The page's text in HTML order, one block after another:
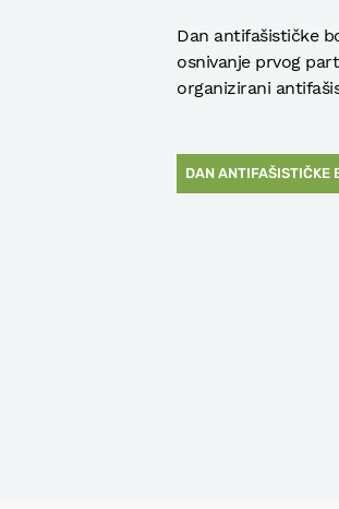
Dan antifašističke
osnivanje prvog
organizirani
DAN ANTIFAŠISTIČKE